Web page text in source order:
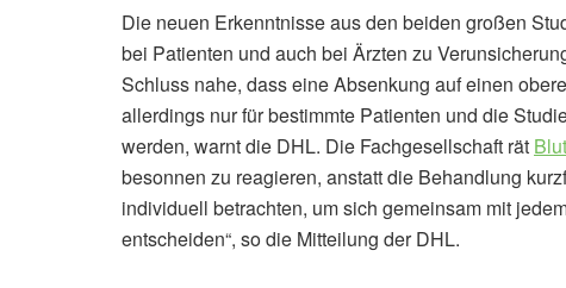
Die neuen Erkenntnisse aus den beiden großen
bei Patienten und auch bei Ärzten zu
Schluss nahe, dass eine Absenkung auf einen
allerdings nur für bestimmte Patienten und die
werden, warnt die DHL. Die Fachgesellschaft rät
besonnen zu reagieren, anstatt die Behandlung
individuell betrachten, um sich gemeinsam mit
entscheiden“, so die Mitteilung der DHL.